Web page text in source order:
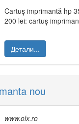
Cartuș imprimantă hp
200 lei: cartuș
Детали...
nou
www.olx.ro